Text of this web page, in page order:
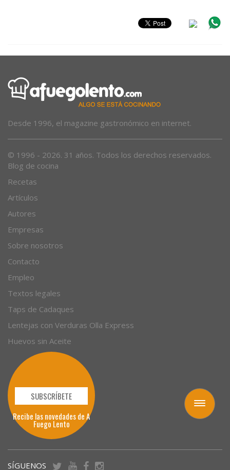
Toggle
navigation
Desde 1996, el magazine gastronómico en internet.
© 1996 - 2026. 31 años. Todos los derechos reservados.
Blog de cocina
Recetas
Artículos
Autores
Empresas
Sobre nosotros
Contacto
Empleo
Textos legales
Taps de Cadaques
Lentejas con Verduras Olla Express
Huevos sin Aceite
SUBSCRÍBETE
Recibe las novedades de A
Fuego Lento
SÍGUENOS